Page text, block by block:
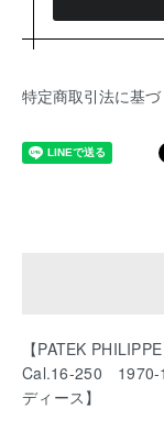
特定商取引法に基づ
【PATEK
Cal.16-250 1970-
ディース】